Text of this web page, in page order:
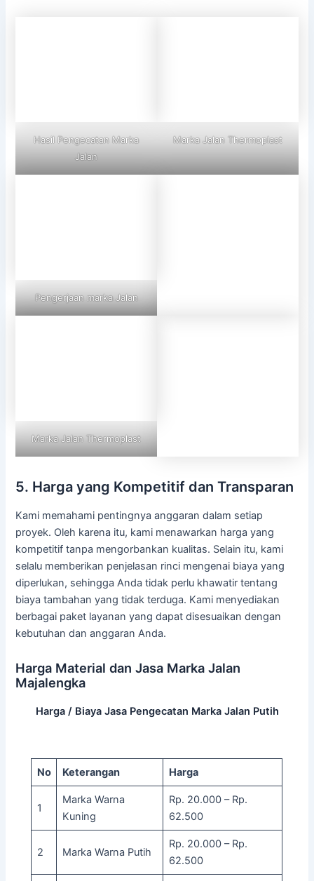
Hasil Pengecatan Marka
Jalan
Marka Jalan Thermoplast
Pengerjaan marka Jalan
Marka Jalan Thermoplast
5. Harga yang Kompetitif dan Transparan
Kami memahami pentingnya anggaran dalam setiap
proyek. Oleh karena itu, kami menawarkan harga yang
kompetitif tanpa mengorbankan kualitas. Selain itu, kami
selalu memberikan penjelasan rinci mengenai biaya yang
diperlukan, sehingga Anda tidak perlu khawatir tentang
biaya tambahan yang tidak terduga. Kami menyediakan
berbagai paket layanan yang dapat disesuaikan dengan
kebutuhan dan anggaran Anda.
Harga Material dan Jasa Marka Jalan
Majalengka
Harga / Biaya Jasa Pengecatan Marka Jalan Putih
No Keterangan Harga
1
Marka Warna
Kuning
Rp. 20.000 – Rp.
62.500
2 Marka Warna Putih
Rp. 20.000 – Rp.
62.500